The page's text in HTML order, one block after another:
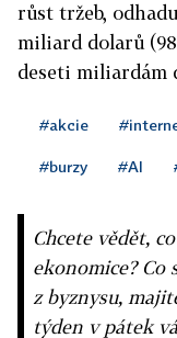
růst tržeb,
miliard dolarů
deseti miliardám
#akcie
#burzy #AI
Chcete vědět,
ekonomice?
z byznysu,
týden v pátek